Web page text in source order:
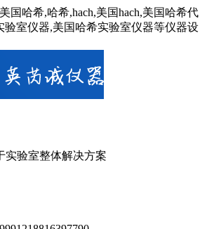
国哈希,哈希,hach,美国hach,美国哈希代
验室仪器,美国哈希实验室仪器等仪器设
实验室整体解决方案